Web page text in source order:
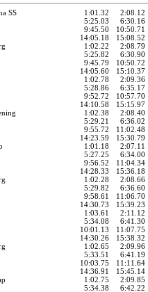
SS 1:01.32 2:08.12
5:25.03
6:30.16
9:45.50
10:50.71
14:05.18
15:08.52
1:02.22 2:08.79
5:25.82
6:30.90
9:45.79
10:50.72
14:05.60
15:10.37
1:02.78 2:09.36
5:28.86
6:35.17
9:52.72
10:57.70
14:10.58
15:15.97
1:02.38 2:08.40
5:29.21
6:36.02
9:55.72
11:02.48
14:23.59
15:30.79
1:01.18 2:07.11
5:27.25
6:34.00
9:56.52
11:04.34
14:28.33
15:36.18
1:02.28 2:08.66
5:29.82
6:36.60
9:58.61
11:06.70
14:30.73
15:39.23
1:03.61 2:11.12
5:34.08
6:41.30
10:01.13
11:07.75
14:30.26
15:38.32
1:02.65 2:09.96
5:33.51
6:41.19
10:03.75
11:11.64
14:36.91
15:45.14
1:02.75 2:09.85
5:34.38
6:42.22